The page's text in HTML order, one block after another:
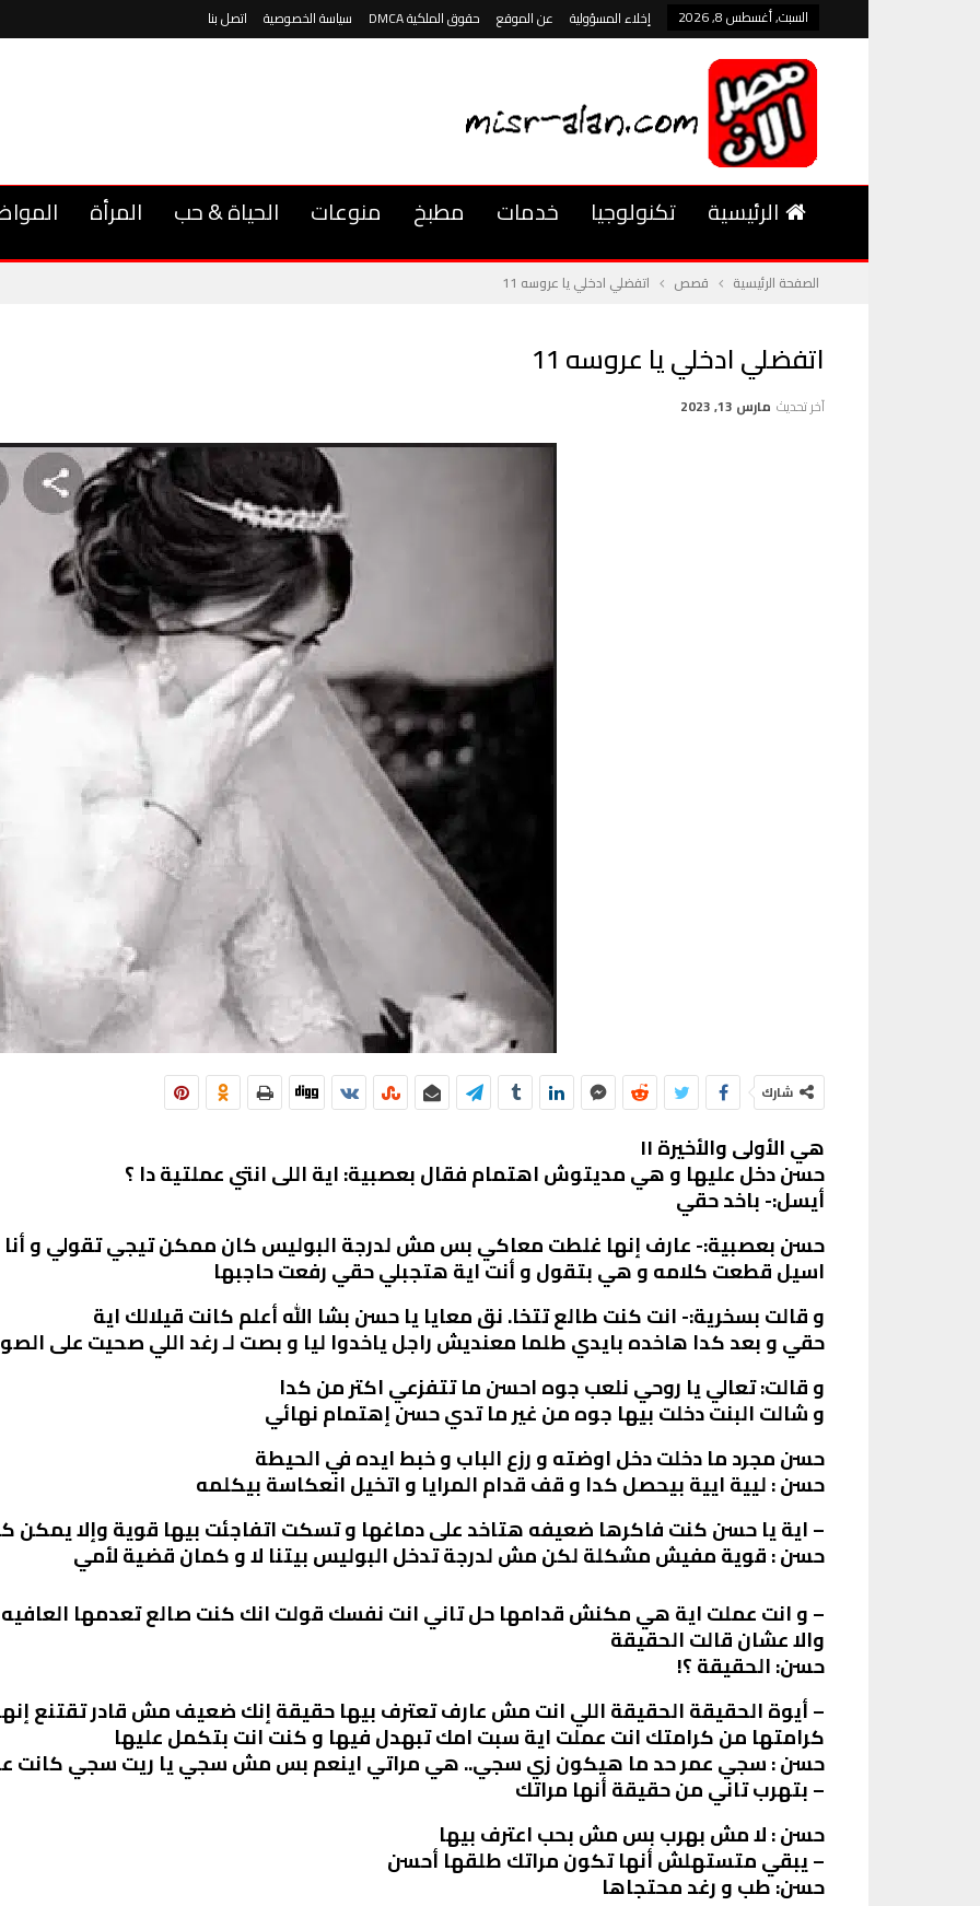
السبت, أغسطس 8, 2026 إخلاء المسؤولية عن الموقع حقوق الملكية DMCA سياسة الخصوصية اتصل بنا
الرئيسية تكنولوجيا خدمات مطبخ منوعات الحياة & حب المرأة
الصفحة الرئيسية قصص اتفضلي ادخلي يا عروسه 11
اتفضلي ادخلي يا عروسه 11
آخر تحديث مارس 13, 2023
شارك
هي الأولى والأخيرة ١١
حسن دخل عليها و هي مديتوش اهتمام فقال بعصبية: اية اللى انتي عملتية دا ؟
أيسل:- باخد حقي
حسن بعصبية:- عارف إنها غلطت معاكي بس مش لدرجة البوليس كان ممكن تيجي تقولي و أنا
اسيل قطعت كلامه و هي بتقول و أنت اية هتجبلي حقي رفعت حاجبها
و قالت بسخرية:- انت كنت طالع تتخا. نق معايا يا حسن بشا الله أعلم كانت قيلالك اية
حقي و بعد كدا هاخده بايدي طلما معنديش راجل ياخدوا ليا و بصت لـ رغد اللي صحيت على
و قالت: تعالي يا روحي نلعب جوه احسن ما تتفزعي اكتر من كدا
و شالت البنت دخلت بيها جوه من غير ما تدي حسن إهتمام نهائي
حسن مجرد ما دخلت دخل اوضته و رزع الباب و خبط ايده في الحيطة
حسن : ليية ايية بيحصل كدا و قف قدام المرايا و اتخيل انعكاسة بيكلمه
– اية يا حسن كنت فاكرها ضعيفه هتاخد على دماغها و تسكت اتفاجئت بيها قوية وإلا يمكن
حسن : قوية مفيش مشكلة لكن مش لدرجة تدخل البوليس بيتنا لا و كمان قضية لأمي
– و انت عملت اية هي مكنش قدامها حل تاني انت نفسك قولت انك كنت صالع تعدمها
والا عشان قالت الحقيقة
حسن: الحقيقة ؟!
– أيوة الحقيقة الحقيقة اللي انت مش عارف تعترف بيها حقيقة إنك ضعيف مش قادر تقتنع
كرامتها من كرامتك انت عملت اية سبت امك تبهدل فيها و كنت انت بتكمل عليها
حسن : سجي عمر حد ما هيكون زي سجي.. هي مراتي اينعم بس مش سجي يا ريت سجي كانت
– بتهرب تاني من حقيقة أنها مراتك
حسن : لا مش بهرب بس مش بحب اعترف بيها
– يبقي متستهلش أنها تكون مراتك طلقها أحسن
حسن: طب و رغد محتجاها